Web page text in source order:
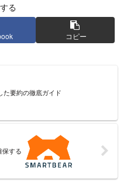
る
コピー
た要約の徹底ガイド
保する